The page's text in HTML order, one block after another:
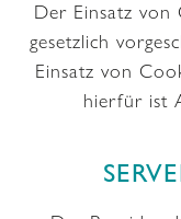
Der Einsatz von
gesetzlich
Einsatz von
hierfür ist